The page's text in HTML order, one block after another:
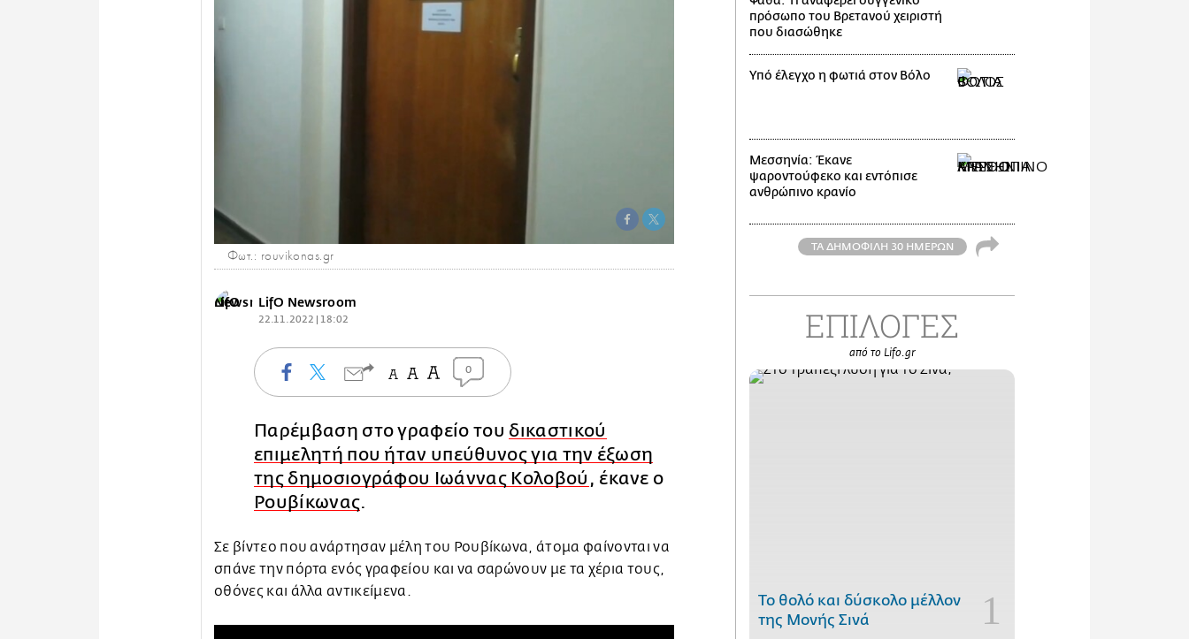
Φωτ.: rouvikonas.gr
LifO Newsroom
22.11.2022 | 18:02
0
Παρέμβαση στο γραφείο του δικαστικού
επιμελητή που ήταν υπεύθυνος για την έξωση
της δημοσιογράφου Ιωάννας Κολοβού , έκανε ο
Ρουβίκωνας.
Σε βίντεο που ανάρτησαν μέλη του Ρουβίκωνα, άτομα φαίνονται να
σπάνε την πόρτα ενός γραφείου και να σαρώνουν με τα χέρια τους,
οθόνες και άλλα αντικείμενα.
πρόσωπο του Βρετανού χειριστή
που διασώθηκε
Υπό έλεγχο η φωτιά στον Βόλο
Μεσσηνία: Έκανε
ψαροντούφεκο και εντόπισε
ανθρώπινο κρανίο
ΤΑ ΔΗΜΟΦΙΛΗ 30 ΗΜΕΡΩΝ
ΕΠΙΛΟΓΕΣ
από το Lifo.gr
Το θολό και δύσκολο μέλλον
της Μονής Σινά